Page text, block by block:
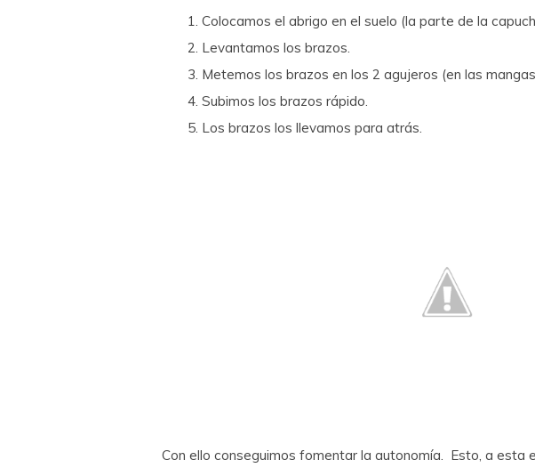
Colocamos el abrigo en el suelo (la parte de la
Levantamos los brazos.
Metemos los brazos en los 2 agujeros (en las
Subimos los brazos rápido.
Los brazos los llevamos para atrás.
Con ello conseguimos fomentar la autonomía. Esto, a esta